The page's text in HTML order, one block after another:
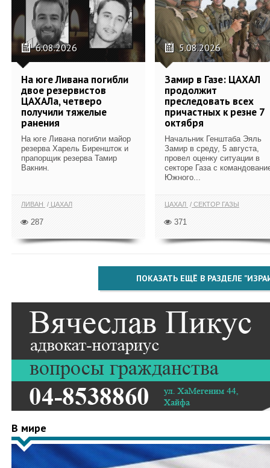
6.08.2026
На юге Ливана погибли
двое резервистов
ЦАХАЛа, четверо
получили тяжелые
ранения
На юге Ливана погибли майор
резерва Харель Биреншток и
прапорщик резерва Тамир
Вакнин.
ЛИВАН ЦАХАЛ
287
5.08.2026
Замир в Газе: ЦАХАЛ
продолжит
преследовать всех
причастных к резне 7
октября
Начальник Генштаба Эяль
Замир в среду, 5 августа,
провел оценку ситуации в
секторе Газа с
Южного...
ЦАХАЛ СЕКТОР ГАЗЫ
371
ПОКАЗАТЬ ЕЩЁ В РАЗДЕЛЕ
В мире